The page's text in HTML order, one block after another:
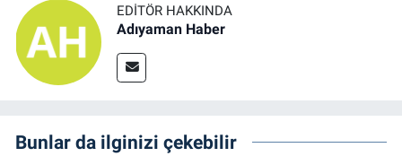
EDITÖR HAKKINDA
Adıyaman Haber
Bunlar da ilginizi çekebilir